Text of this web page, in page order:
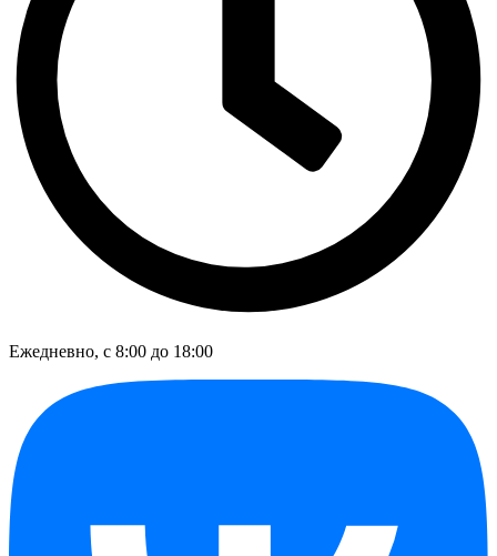
Ежедневно, с 8:00 до 18:00